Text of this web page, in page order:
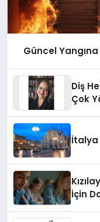
Güncel Yangına
Diş
Çok
İtalya
İçin